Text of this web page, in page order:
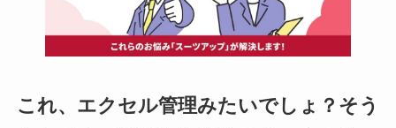
これ、エクセル管理みたいでしょ？そう